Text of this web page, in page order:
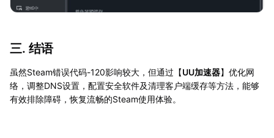
三. 结语
虽然Steam错误代码-120影响较大，但通过【UU加速器】优化网
络，调整DNS设置，配置安全软件及清理客户端缓存等方法，能够
有效排除障碍，恢复流畅的Steam使用体验。